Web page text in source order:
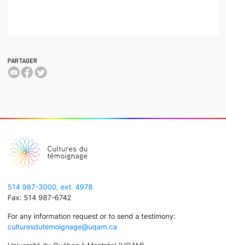
PARTAGER
514 987-3000, ext. 4978
Fax: 514 987-6742
For any information request or to send a testimony:
culturesdutemoignage@uqam.ca